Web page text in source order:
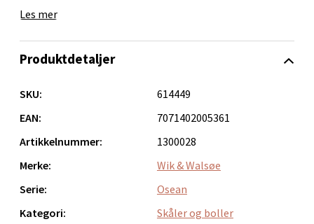
naturen.
ved spesielle anledninger, og kan kombineres med øvrige
anbefales for å opprettholde glansen over tid. Bruk av
enten den brukes til hverdag eller ved mer høytidelige
anledninger.
Les mer
Produktdetaljer
SKU:
614449
EAN:
7071402005361
Artikkelnummer:
1300028
Merke:
Wik & Walsøe
Serie:
Osean
Kategori:
Skåler og boller
Åpent i dag 10-18
Aunasenteret, Sunndalsvegen 3, 7340 Oppdal